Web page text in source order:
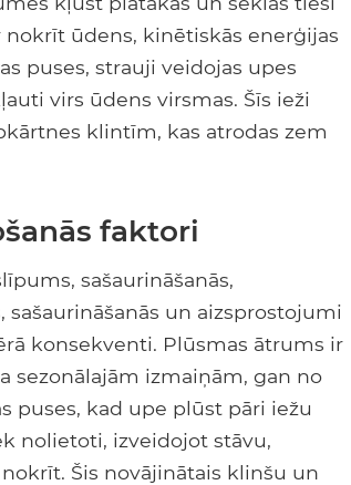
ūdens, kinētiskās enerģijas
puses, strauji veidojas upes
virs ūdens virsmas. Šīs ieži
klintīm, kas atrodas zem
faktori
sašaurināšanās,
un aizsprostojumi
konsekventi. Plūsmas ātrums ir
sezonālajām izmaiņām, gan no
puses, kad upe plūst pāri iežu
nolietoti, izveidojot stāvu,
Šis novājinātais klinšu un